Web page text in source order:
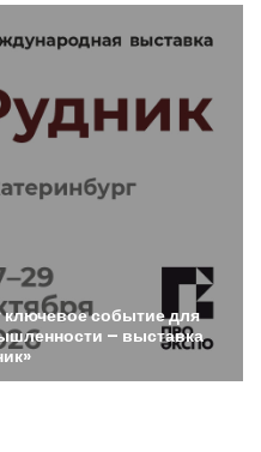
ключевоесобытиедля
– выставка